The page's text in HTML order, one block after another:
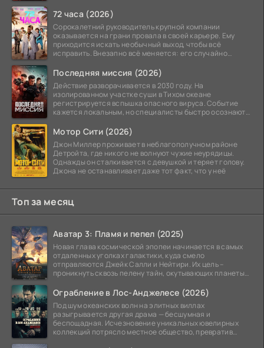
72 часа (2026)
Сорокалетний руководитель крупной компании
оказывается на грани провала в своей карьере. Ему
приходится искать необычный выход, чтобы всё
исправить. Внезапно всё меняется: его случайно
Последняя миссия (2026)
Действие разворачивается в 2030 году. На
изолированном участке суши в Тихом океане
регистрируется вспышка опасного вируса. Событие
кажется локальным, но специалисты быстро осознают:
Мотор Сити (2026)
Джон Миллер проживает в неблагополучном районе
Детройта, где никого не волнуют чужие неурядицы.
Однажды он сталкивается с девушкой и теряет голову.
Джона не останавливает даже тот факт, что у неё
Топ за месяц
Аватар 3: Пламя и пепел (2025)
Новая глава космической эпопеи начинается в самых
отдаленных уголках галактики, куда смело
отправляются Джейк Салли и Нейтири. Их цель –
проникнуть сквозь пелену тайн, окутывающих планеты
Ограбление в Лос-Анджелесе (2026)
Под шум океанских волн на элитных виллах
разыгрывается другая драма — бесшумная и
беспощадная. Исчезновение уникальных ювелирных
коллекций потрясло местное общество, превратив